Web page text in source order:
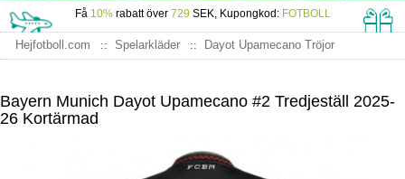
Få 10%rabatt över 729 SEK, Kupongkod: FOTBOLL
Hejfotboll.com Spelarkläder
Dayot Upamecano Tröjor
Bayern Munich Dayot Upamecano #2 Tredjeställ 2025-
26 Kortärmad